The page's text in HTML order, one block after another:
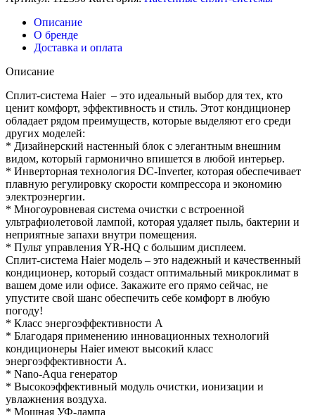
Описание
О бренде
Доставка и оплата
Описание
Сплит-система Haier – это идеальный выбор для тех, кто
ценит комфорт, эффективность и стиль. Этот кондиционер
обладает рядом преимуществ, которые выделяют его среди
других моделей:
* Дизайнерский настенный блок с элегантным внешним
видом, который гармонично впишется в любой интерьер.
* Инверторная технология DC-Inverter, которая обеспечивает
плавную регулировку скорости компрессора и экономию
электроэнергии.
* Многоуровневая система очистки с встроенной
ультрафиолетовой лампой, которая удаляет пыль, бактерии и
неприятные запахи внутри помещения.
* Пульт управления YR-HQ с большим дисплеем.
Сплит-система Haier модель – это надежный и качественный
кондиционер, который создаст оптимальный микроклимат в
вашем доме или офисе. Закажите его прямо сейчас, не
упустите свой шанс обеспечить себе комфорт в любую
погоду!
* Класс энергоэффективности A
* Благодаря применению инновационных технологий
кондиционеры Haier имеют высокий класс
энергоэффективности А.
* Nano-Aqua генератор
* Высокоэффективный модуль очистки, ионизации и
увлажнения воздуха.
* Мощная УФ-лампа